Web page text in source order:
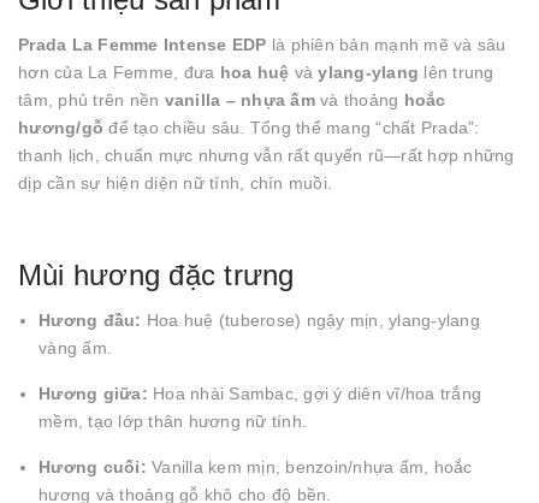
Prada La Femme Intense EDP là phiên bản mạnh mẽ và sâu
hơn của La Femme, đưa hoa huệ vàylang-ylang lên trung
tâm, phủ trên nền vanilla – nhựa ấmvà thoảng hoắc
hương/gỗ để tạo chiều sâu. Tổng thể mang “chất Prada”:
thanh lịch, chuẩn mực nhưng vẫn rất quyến rũ—rất hợp những
dịp cần sự hiện diện nữ tính, chín muồi.
Mùi hương đặc trưng
Hương đầu: Hoa huệ (tuberose) ngậy mịn, ylang-ylang
vàng ấm.
Hương giữa: Hoa nhài Sambac, gợi ý diên vĩ/hoa trắng
mềm, tạo lớp thân hương nữ tính.
Hương cuối: Vanilla kem mịn, benzoin/nhựa ấm, hoắc
hương và thoảng gỗ khô cho độ bền.